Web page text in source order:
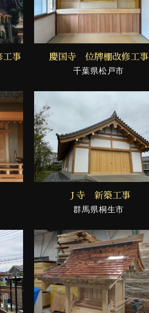
工事 慶国寺 位牌棚改修工事
千葉県松戸市
Ｊ寺 新築工事
群馬県桐生市